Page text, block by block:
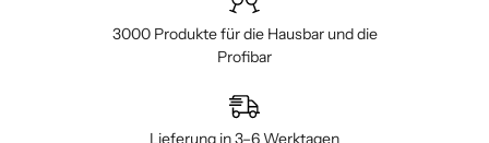
3000 Produkte für die Hausbar und die
Profibar